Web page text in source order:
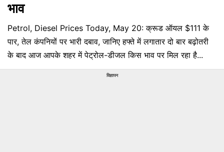
भाव
Petrol, Diesel Prices Today, May 20: क्रूड ऑयल $111 के
पार, तेल कंपनियों पर भारी दबाव, जानिए हफ्ते में लगातार दो बार बढ़ोतरी
के बाद आज आपके शहर में पेट्रोल-डीजल किस भाव पर मिल रहा है...
विज्ञापन